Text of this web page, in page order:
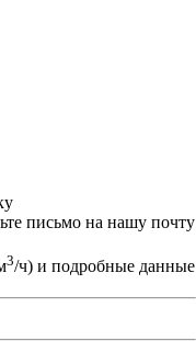
письмо на нашу почту
3/ч) и подробные данные